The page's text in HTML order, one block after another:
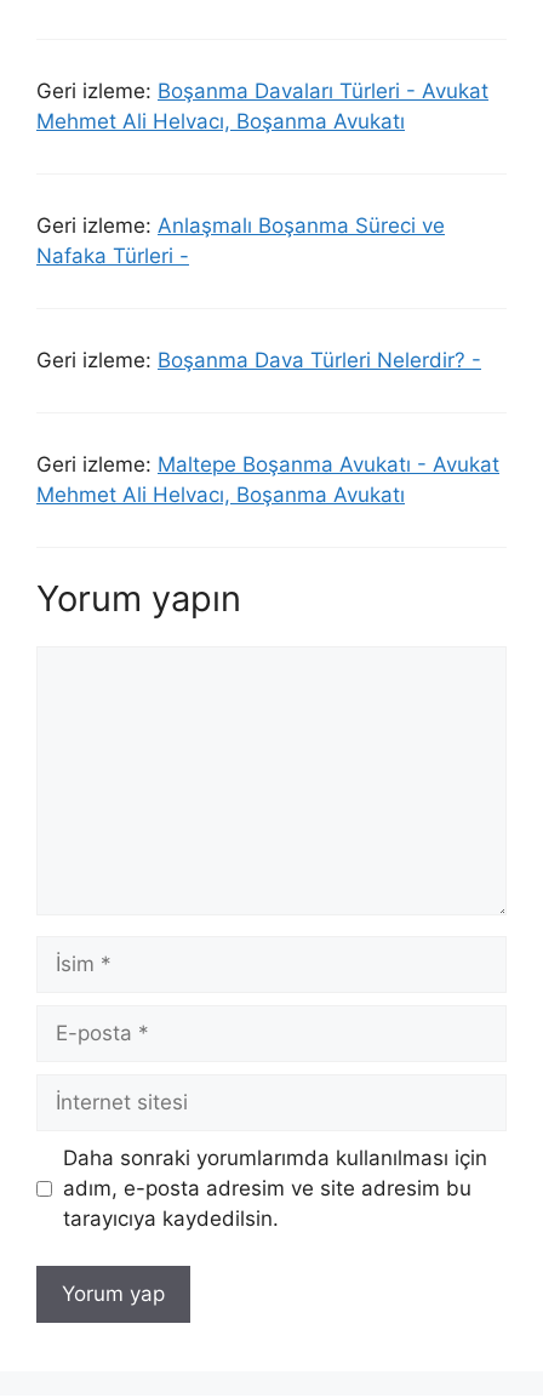
Geri izleme: Boşanma Davaları Türleri - Avukat
Mehmet Ali Helvacı, Boşanma Avukatı
Geri izleme: Anlaşmalı Boşanma Süreci ve
Nafaka Türleri -
Geri izleme: Boşanma Dava Türleri Nelerdir? -
Geri izleme: Maltepe Boşanma Avukatı - Avukat
Mehmet Ali Helvacı, Boşanma Avukatı
Yorum yapın
İsim
posta
İnternet
Daha sonraki yorumlarımda kullanılması için
adım, e-posta adresim ve site adresim bu
tarayıcıya kaydedilsin.